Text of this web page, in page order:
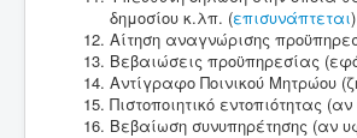
δημοσίου κ.λπ. (επισυνάπτεται)
Αίτηση αναγνώρισης
Βεβαιώσεις προϋπηρεσίας
Αντίγραφο Ποινικού
Πιστοποιητικό εντοπιότητας
Βεβαίωση συνυπηρέτησης (αν